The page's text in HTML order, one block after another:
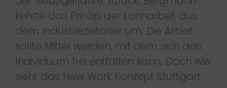
kehrte das Prinzip der Lohnarbeit aus
dem Industriezeitalter um. Die Arbeit
sollte Mittel werden, mit dem sich das
Individuum frei entfalten kann. Doch wie
sieht das New Work Konzept Stuttgart